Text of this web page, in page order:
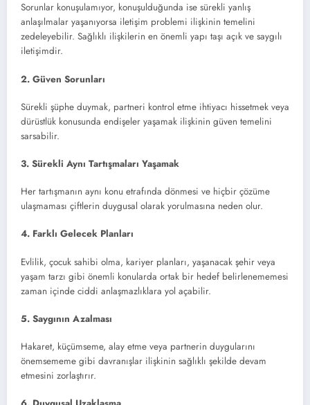
Sorunlar konuşulamıyor, konuşulduğunda ise sürekli yanlış
anlaşılmalar yaşanıyorsa iletişim problemi ilişkinin temelini
zedeleyebilir. Sağlıklı ilişkilerin en önemli yapı taşı açık ve saygılı
iletişimdir.
2. Güven Sorunları
Sürekli şüphe duymak, partneri kontrol etme ihtiyacı hissetmek veya
dürüstlük konusunda endişeler yaşamak ilişkinin güven temelini
sarsabilir.
3. Sürekli Aynı Tartışmaları Yaşamak
Her tartışmanın aynı konu etrafında dönmesi ve hiçbir çözüme
ulaşmaması çiftlerin duygusal olarak yorulmasına neden olur.
4. Farklı Gelecek Planları
Evlilik, çocuk sahibi olma, kariyer planları, yaşanacak şehir veya
yaşam tarzı gibi önemli konularda ortak bir hedef belirlenememesi
zaman içinde ciddi anlaşmazlıklara yol açabilir.
5. Saygının Azalması
Hakaret, küçümseme, alay etme veya partnerin duygularını
önemsememe gibi davranışlar ilişkinin sağlıklı şekilde devam
etmesini zorlaştırır.